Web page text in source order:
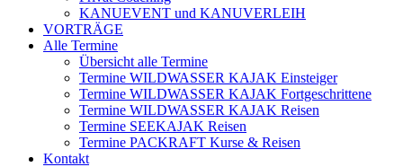
KANUEVENT und KANUVERLEIH
VORTRÄGE
Alle Termine
Übersicht alle Termine
Termine WILDWASSER KAJAK Einsteiger
Termine WILDWASSER KAJAK Fortgeschrittene
Termine WILDWASSER KAJAK Reisen
Termine SEEKAJAK Reisen
Termine PACKRAFT Kurse & Reisen
Kontakt